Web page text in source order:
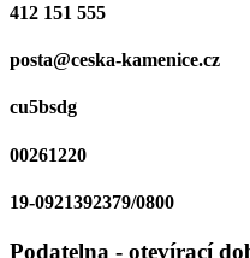
412 151 555
posta@ceska-kamenice.cz
cu5bsdg
00261220
19-0921392379/0800
Podatelna - otevírací